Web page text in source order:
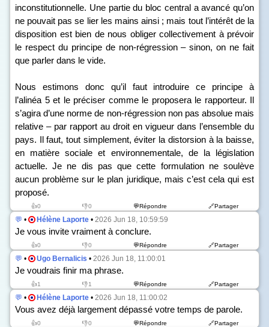
inconstitutionnelle. Une partie du bloc central a avancé qu’on
ne pouvait pas se lier les mains ainsi ; mais tout l’intérêt de la
disposition est bien de nous obliger collectivement à prévoir
le respect du principe de non-régression – sinon, on ne fait
que parler dans le vide.
Nous estimons donc qu’il faut introduire ce principe à
l’alinéa 5 et le préciser comme le proposera le rapporteur. Il
s’agira d’une norme de non-régression non pas absolue mais
relative – par rapport au droit en vigueur dans l’ensemble du
pays. Il faut, tout simplement, éviter la distorsion à la baisse,
en matière sociale et environnementale, de la législation
actuelle. Je ne dis pas que cette formulation ne soulève
aucun problème sur le plan juridique, mais c’est cela qui est
proposé.
👍0 👎0 💬Répondre 🔗Partager
💬 • Hélène Laporte • 2026 Jun 18, 10:59:59
Je vous invite vraiment à conclure.
👍0 👎0 💬Répondre 🔗Partager
💬 • Ugo Bernalicis • 2026 Jun 18, 11:00:01
Je voudrais finir ma phrase.
👍1 👎1 💬Répondre 🔗Partager
💬 • Hélène Laporte • 2026 Jun 18, 11:00:02
Vous avez déjà largement dépassé votre temps de parole.
👍0 👎0 💬Répondre 🔗Partager